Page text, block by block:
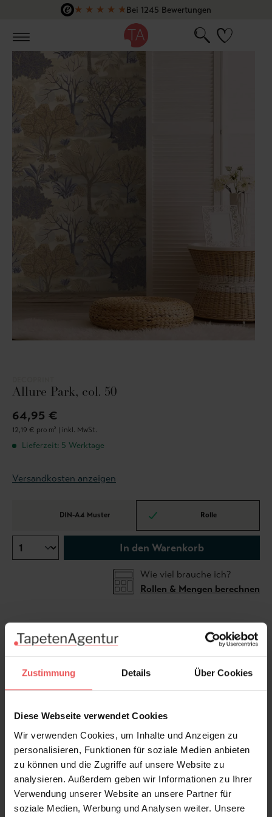
Zustimmung Details Über Cookies
Diese Webseite verwendet Cookies
Wir verwenden Cookies, um Inhalte und Anzeigen zu
personalisieren, Funktionen für soziale Medien anbieten
zu können und die Zugriffe auf unsere Website zu
analysieren. Außerdem geben wir Informationen zu Ihrer
Verwendung unserer Website an unsere Partner für
soziale Medien, Werbung und Analysen weiter. Unsere
Zum Hauptinhalt springen
★ ★ ★ ★ ★Bei 1245 Bewertungen
Allure Park, col. 50
64,95 €
12,19 € pro m² | inkl. MwSt.
Lieferzeit: 5 Werktage
Versandkosten anzeigen
DIN-A4 Muster Rolle
In den Warenkorb
Wie viel brauche ich?
Rollen & Mengen berechnen
Die Tapete Allure Park zeigt eine stilisierte Landschaft
aus Bäumen und Pflanzen in sanften Naturtönen. Das
dekorative Dessin verbindet klassische Naturmotive
Kombination aus Beige, Creme und soften Blau- und
Violetttönen wirkt elegant und zeitlos zugleich.
Besonders schön passt die Tapete zu natürlichen
Materialien wie Holz, Leinen oder Rattan und eignet
sich ideal für Wohnräume, Schlafzimmer oder
entspannte Rückzugsorte.